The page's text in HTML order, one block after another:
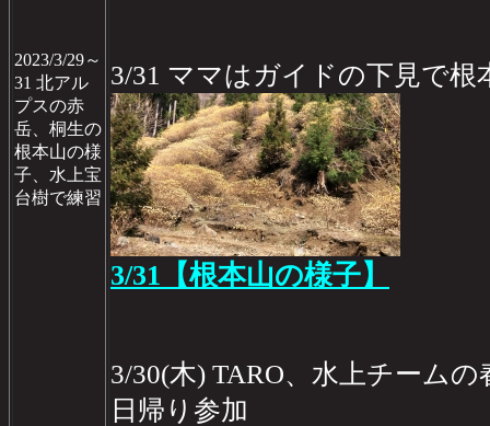
2023/3/29～
31 北アル
プスの赤
岳、桐生の
根本山の様
子、水上宝
台樹で練習
3/31 ママはガイドの下見で根
3/31【根本山の様子】
3/30(木) TARO、水上チーム
日帰り参加